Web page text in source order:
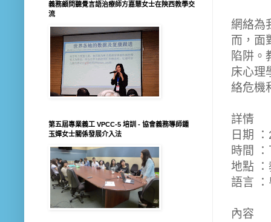
網絡為
而，面
陷阱。
床心理
絡危機
詳情
日期
時間
地點
語言
內容
義務顧問聽覺言語治療師方嘉慧女士在陝西教學交
流
第五屆專業義工 VPCC-5 培訓 - 協會義務導師鍾
玉嬋女士關係發展介入法